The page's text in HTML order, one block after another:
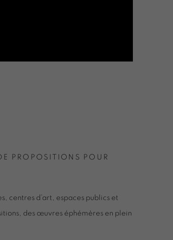
PROPOSITIONS POUR
centres d’art, espaces publics et
des œuvres éphémères en plein